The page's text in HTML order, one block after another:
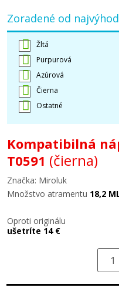
Zoradené od
Žltá
Purpurová
Azúrová
Čierna
Ostatné
Kompatibilná
T0591 (čierna)
Značka: Miroluk
Množstvo atramentu 18,2
Oproti originálu
ušetríte 14 €